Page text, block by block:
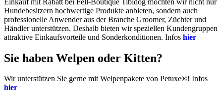
Hundebesitzern hochwertige Produkte anbieten, sondern auch
professionelle Anwender aus der Branche Groomer, Züchter und
Händler unterstützen. Deshalb bieten wir speziellen Kundengruppen
attraktive Einkaufsvorteile und Sonderkonditionen. Infos hier
Sie haben Welpen oder Kitten?
Wir unterstützen Sie gerne mit Welpenpakete von Petuxe®! Infos
hier